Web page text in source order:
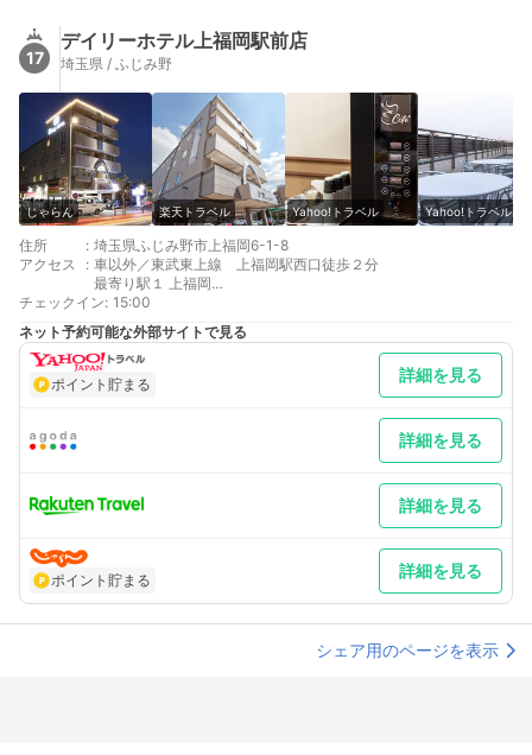
17
デイリーホテル上福岡駅前店
埼玉県 / ふじみ野
じゃらん 楽天トラベル Yahoo!トラベル Yahoo!トラベル
住所 : 埼玉県ふじみ野市上福岡6-1-8
アクセス
: 車以外／東武東上線 上福岡駅西口徒歩２分
最寄り駅１ 上福岡
補足 車／普通車のみ先着無料駐車場15台あり。予約・再出庫時の
取り置き不可。満車後は近隣の有料駐車場をご利用ください。。
大型車の駐車はできません。
チェックイン: 15:00
ネット予約可能な外部サイトで見る
ポイント貯まる 詳細を見る
詳細を見る
詳細を見る
ポイント貯まる 詳細を見る
シェア用のページを表示